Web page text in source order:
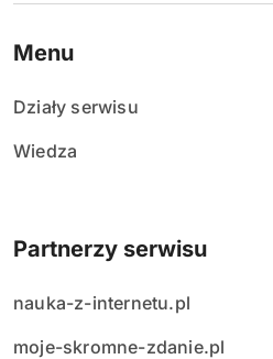
Menu
Działy serwisu
Wiedza
Partnerzy serwisu
nauka-z-internetu.pl
moje-skromne-zdanie.pl